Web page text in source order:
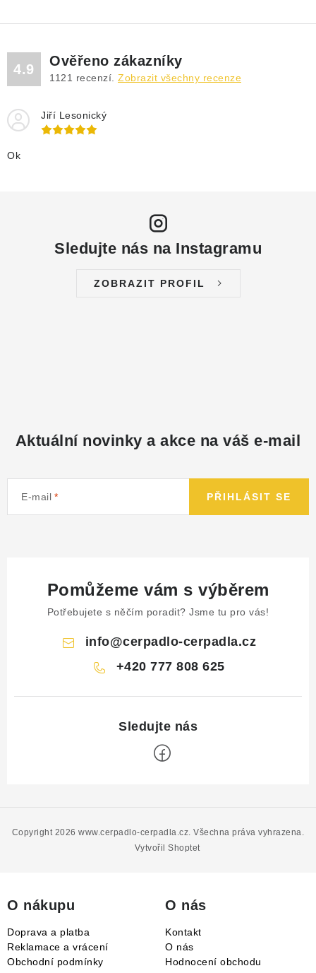
4.9
Ověřeno zákazníky
1121 recenzí. Zobrazit všechny recenze
Jiří Lesonický
Ok
Sledujte nás na Instagramu
ZOBRAZIT PROFIL
Aktuální novinky a akce na váš e-mail
E-mail PŘIHLÁSIT SE
Pomůžeme vám s výběrem
Potřebujete s něčím poradit? Jsme tu pro vás!
info@cerpadlo-cerpadla.cz
+420 777 808 625
Vytvořil Shoptet
Copyright 2026www.cerpadlo-cerpadla.cz. Všechna práva vyhrazena.
O nákupu
Doprava a platba
Reklamace a vrácení
Obchodní podmínky
O nás
Kontakt
O nás
Hodnocení obchodu